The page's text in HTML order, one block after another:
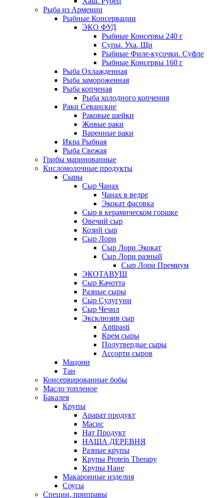
Рыба из Армении
Рыбные Консервации
ЭКО ФУД
Рыбные Консервы 240 г
Супы. Уха. Щи
Рыбные Филе-кусочки. Суфле
Рыбные Консервы 160 г
Рыба Охлажденная
Рыба замороженная
Рыба копченая
Рыба холодного копчения
Раки Севанские
Раковые шейки
Живые раки
Варенные раки
Икра Рыбная
Рыба Свежая
Грибы маринованные
Кисломолочные продукты
Сыры
Сыр Чанах
Чанах в ведре
Экокат фасовка
Сыр в керамическом горшке
Овечий сыр
Козий сыр
Сыр Лори
Сыр Лори Экокат
Сыр Лори разный
Сыр Лори Премиум
ЭКОТАВУШ
Сыр Качотта
Разные сыры
Сыр Сулугуни
Сыр Чечил
Эксклюзив сыр
Antipasti
Крем сыры
Полутвердые сыры
Ассорти сыров
Мацони
Тан
Консервированные бобы
Масло топленое
Бакалея
Крупы
Арарат продукт
Масис
Нат Продукт
НАША ДЕРЕВНЯ
Разные крупы
Крупы Protein Therapy
Крупы Нане
Макаронные изделия
Соусы
Специи, приправы